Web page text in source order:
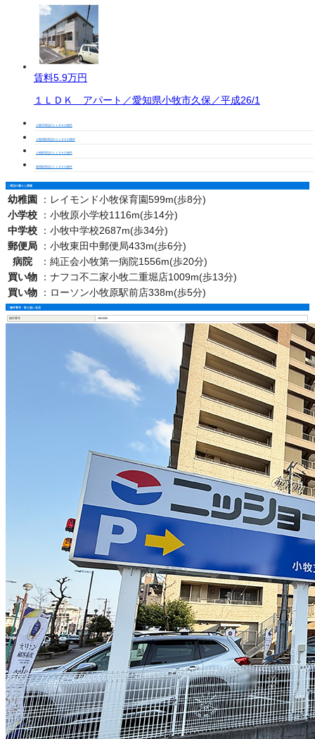
賃料5.9万円
１ＬＤＫ アパート／愛知県小牧市久保／平成26/1
小牧市周辺の１ＬＤＫの物件
小牧原駅周辺の１ＬＤＫの物件
小牧駅周辺の１ＬＤＫの物件
味岡駅周辺の１ＬＤＫの物件
周辺の暮らし情報
幼稚園 ： レイモンド小牧保育園599m(歩8分)
小学校
： 小牧原小学校1116m(歩14分)
中学校
： 小牧中学校2687m(歩34分)
郵便局
： 小牧東田中郵便局433m(歩6分)
病院
： 純正会小牧第一病院1556m(歩20分)
買い物
： ナフコ不二家小牧二重堀店1009m(歩13分)
買い物
： ローソン小牧原駅前店338m(歩5分)
物件番号・取り扱い支店
物件番号 2801006